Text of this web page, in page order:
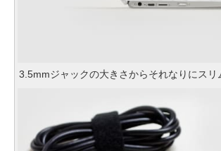
3.5mmジャックの大きさからそれなりにスリ